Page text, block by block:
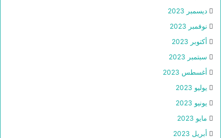
ديسمبر 2023
نوفمبر 2023
أكتوبر 2023
سبتمبر 2023
أغسطس 2023
يوليو 2023
يونيو 2023
مايو 2023
أبريل 2023